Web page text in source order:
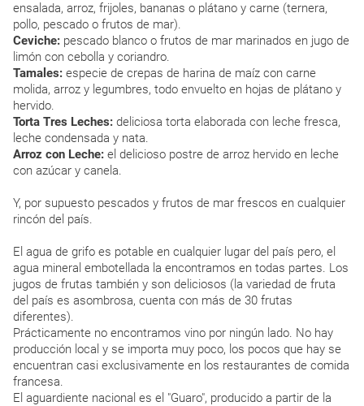
ensalada, arroz, frijoles, bananas o plátano y carne (ternera,
pollo, pescado o frutos de mar).
Ceviche: pescado blanco o frutos de mar marinados en jugo de
limón con cebolla y coriandro.
Tamales: especie de crepas de harina de maíz con carne
molida, arroz y legumbres, todo envuelto en hojas de plátano y
hervido.
Torta Tres Leches: deliciosa torta elaborada con leche fresca,
leche condensada y nata.
Arroz con Leche: el delicioso postre de arroz hervido en leche
con azúcar y canela.
Y, por supuesto pescados y frutos de mar frescos en cualquier
rincón del país.
El agua de grifo es potable en cualquier lugar del país pero, el
agua mineral embotellada la encontramos en todas partes. Los
jugos de frutas también y son deliciosos (la variedad de fruta
del país es asombrosa, cuenta con más de 30 frutas
diferentes).
Prácticamente no encontramos vino por ningún lado. No hay
producción local y se importa muy poco, los pocos que hay se
encuentran casi exclusivamente en los restaurantes de comida
francesa.
El aguardiente nacional es el "Guaro", producido a partir de la